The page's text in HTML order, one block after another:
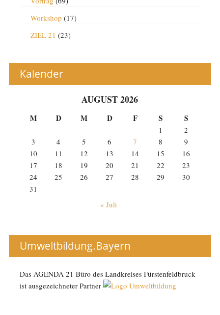
Workshop (17)
ZIEL 21 (23)
Kalender
AUGUST 2026
M D M D F S S
1
2
3
4 5 6 7 8
9
10
11 12 13 14 15
16
17
18 19 20 21 22
23
24
25 26 27 28 29
30
31
« Juli
Umweltbildung.Bayern
Das AGENDA 21 Büro des Landkreises Fürstenfeldbruck
ist ausgezeichneter Partner